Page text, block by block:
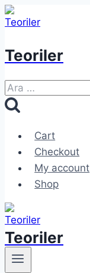
Skip
to
Teoriler
Arama:
Cart
Checkout
My account
Shop
Teoriler